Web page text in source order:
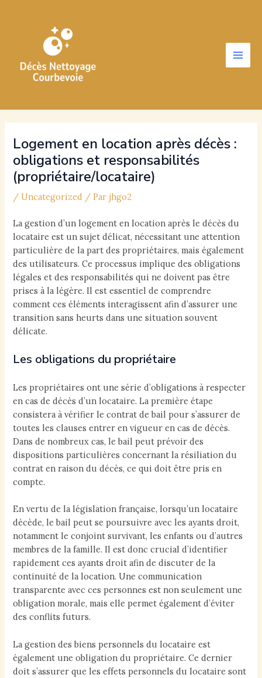
Main
Logement en location après décès :
obligations et responsabilités
(propriétaire/locataire)
/Uncategorized / Parjhgo2
La gestion d’un logement en location après le décès du
locataire est un sujet délicat, nécessitant une attention
particulière de la part des propriétaires, mais également
des utilisateurs. Ce processus implique des obligations
légales et des responsabilités qui ne doivent pas être
prises à la légère. Il est essentiel de comprendre
comment ces éléments interagissent afin d’assurer une
transition sans heurts dans une situation souvent
délicate.
Les obligations du propriétaire
Les propriétaires ont une série d’obligations à respecter
en cas de décès d’un locataire. La première étape
consistera à vérifier le contrat de bail pour s’assurer de
toutes les clauses entrer en vigueur en cas de décès.
Dans de nombreux cas, le bail peut prévoir des
dispositions particulières concernant la résiliation du
contrat en raison du décès, ce qui doit être pris en
compte.
En vertu de la législation française, lorsqu’un locataire
décède, le bail peut se poursuivre avec les ayants droit,
notamment le conjoint survivant, les enfants ou d’autres
membres de la famille. Il est donc crucial d’identifier
rapidement ces ayants droit afin de discuter de la
continuité de la location. Une communication
transparente avec ces personnes est non seulement une
obligation morale, mais elle permet également d’éviter
des conflits futurs.
La gestion des biens personnels du locataire est
également une obligation du propriétaire. Ce dernier
doit s’assurer que les effets personnels du locataire sont